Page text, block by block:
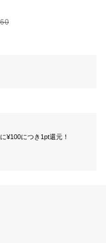
¥100につき1pt還元！